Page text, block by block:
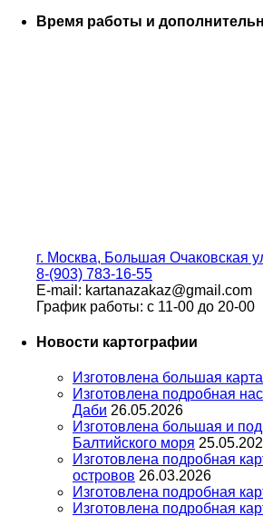
Время работы и
г. Москва, Большая Очаковская
8-(903) 783-16-55
E-mail: kartanazakaz@gmail.com
График работы: с 11-00 до 20-00
Новости картографии
Изготовлена большая
Изготовлена подробная
Даби 26.05.2026
Изготовлена большая и
Балтийского моря
Изготовлена подробная
островов 26.03.2026
Изготовлена подробная
Изготовлена подробная